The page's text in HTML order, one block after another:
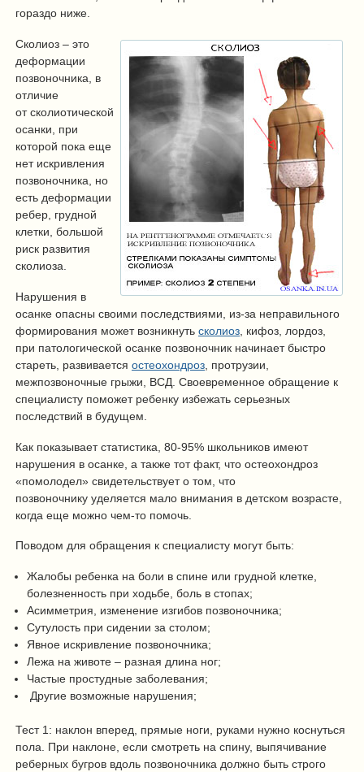
гораздо ниже.
Сколиоз – это
деформации
позвоночника, в
отличие
от сколиотической
осанки, при
которой пока еще
нет искривления
позвоночника, но
есть деформации
ребер, грудной
клетки, большой
риск развития
сколиоза.
Нарушения в
осанке опасны своими последствиями, из-за неправильного
формирования может возникнуть сколиоз , кифоз, лордоз,
при патологической осанке позвоночник начинает быстро
стареть, развивается остеохондроз , протрузии,
межпозвоночные грыжи, ВСД. Своевременное обращение к
специалисту поможет ребенку избежать серьезных
последствий в будущем.
Как показывает статистика, 80-95% школьников имеют
нарушения в осанке, а также тот факт, что остеохондроз
«помолодел» свидетельствует о том, что
позвоночнику уделяется мало внимания в детском возрасте,
когда еще можно чем-то помочь.
Поводом для обращения к специалисту могут быть:
Жалобы ребенка на боли в спине или грудной клетке,
болезненность при ходьбе, боль в стопах;
Асимметрия, изменение изгибов позвоночника;
Сутулость при сидении за столом;
Явное искривление позвоночника;
Лежа на животе – разная длина ног;
Частые простудные заболевания;
Другие возможные нарушения;
Тест 1: наклон вперед, прямые ноги, руками нужно коснуться
пола. При наклоне, если смотреть на спину, выпячивание
реберных бугров вдоль позвоночника должно быть строго